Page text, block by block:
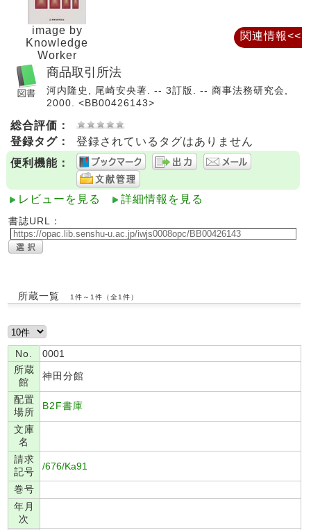
image by
Knowledge
Worker
商品取引所法
河内隆史, 尾崎安央著. -- 3訂版. -- 商事法務研究会,
2000. <BB00426143>
総合評価：
登録タグ：
登録されているタグはありません
便利機能：
レビューを見る 詳細情報を見る
書誌URL：
所蔵一覧 1件～1件（全1件）
No.
0001
所蔵
館
神田分館
配置
場所
B2F書庫
文庫
名
請求
記号
/676/Ka91
巻号
年月
次
関連情報<<